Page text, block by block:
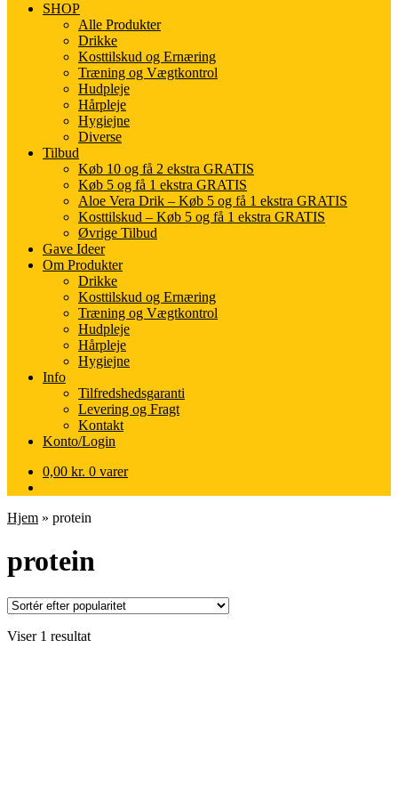
SHOP
Alle Produkter
Drikke
Kosttilskud og Ernæring
Træning og Vægtkontrol
Hudpleje
Hårpleje
Hygiejne
Diverse
Tilbud
Køb 10 og få 2 ekstra GRATIS
Køb 5 og få 1 ekstra GRATIS
Aloe Vera Drik – Køb 5 og få 1 ekstra GRATIS
Kosttilskud – Køb 5 og få 1 ekstra GRATIS
Øvrige Tilbud
Gave Ideer
Om Produkter
Drikke
Kosttilskud og Ernæring
Træning og Vægtkontrol
Hudpleje
Hårpleje
Hygiejne
Info
Tilfredshedsgaranti
Levering og Fragt
Kontakt
Konto/Login
0,00 kr. 0 varer
Hjem » protein
protein
Viser 1 resultat